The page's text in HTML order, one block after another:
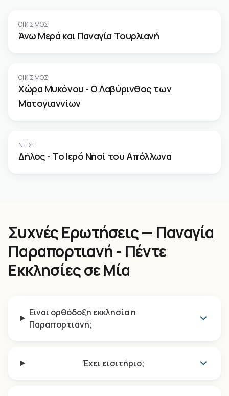
ΟΙΚΙΣΜΌΣ
Άνω Μερά και Παναγία Τουρλιανή
ΟΙΚΙΣΜΌΣ
Χώρα Μυκόνου - Ο Λαβύρινθος των
Ματογιαννίων
ΝΗΣΊ
Δήλος - Το Ιερό Νησί του Απόλλωνα
Συχνές Ερωτήσεις — Παναγία
Παραπορτιανή - Πέντε
Εκκλησίες σε Μία
Είναι ορθόδοξη εκκλησία η
Παραπορτιανή;
Έχει εισιτήριο;